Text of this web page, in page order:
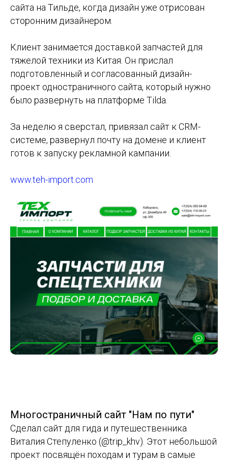
сайта на Тильде, когда дизайн уже отрисован
сторонним дизайнером.
Клиент занимается доставкой запчастей для
тяжелой техники из Китая. Он прислал
подготовленный и согласованный дизайн-
проект одностраничного сайта, который нужно
было развернуть на платформе Tilda.
За неделю я сверстал, привязал сайт к CRM-
системе, развернул почту на домене и клиент
готов к запуску рекламной кампании.
www.teh-import.com
Многостраничный сайт "Нам по пути"
Сделал сайт для гида и путешественника
Виталия Степуленко (@trip_khv). Этот небольшой
проект посвящён походам и турам в самые